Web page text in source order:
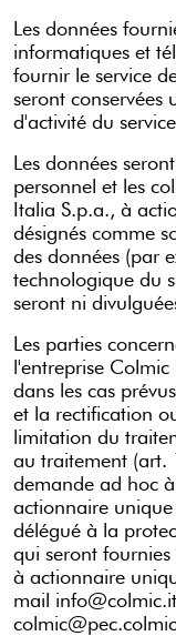
Les données
informatiques et
fournir le service
seront
d'activité du
Les données
personnel et les
Italia S.p.a., à
désignés comme
des données (par
technologique du
seront ni
Les parties
l'entreprise
dans les cas
et la rectification
limitation du
au traitement (art.
demande ad hoc
actionnaire
délégué à la
qui seront
à actionnaire
mail